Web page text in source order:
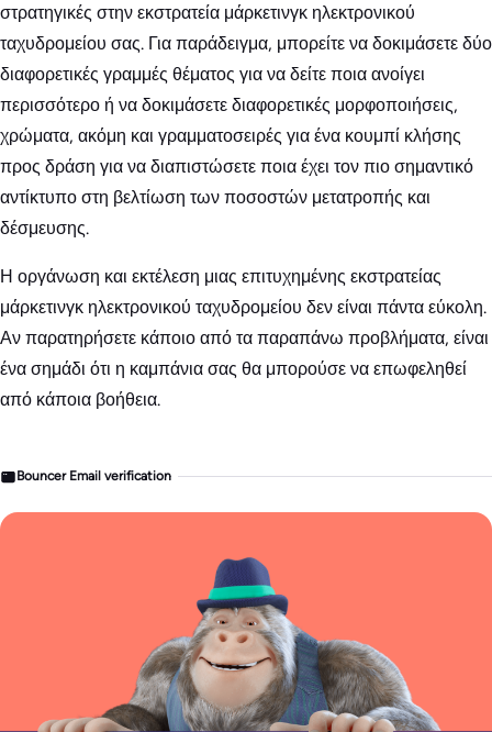
στρατηγικές στην εκστρατεία μάρκετινγκ ηλεκτρονικού
ταχυδρομείου σας. Για παράδειγμα, μπορείτε να δοκιμάσετε δύο
διαφορετικές γραμμές θέματος για να δείτε ποια ανοίγει
περισσότερο ή να δοκιμάσετε διαφορετικές μορφοποιήσεις,
χρώματα, ακόμη και γραμματοσειρές για ένα κουμπί κλήσης
προς δράση για να διαπιστώσετε ποια έχει τον πιο σημαντικό
αντίκτυπο στη βελτίωση των ποσοστών μετατροπής και
δέσμευσης.
Η οργάνωση και εκτέλεση μιας επιτυχημένης εκστρατείας
μάρκετινγκ ηλεκτρονικού ταχυδρομείου δεν είναι πάντα εύκολη.
Αν παρατηρήσετε κάποιο από τα παραπάνω προβλήματα, είναι
ένα σημάδι ότι η καμπάνια σας θα μπορούσε να επωφεληθεί
από κάποια βοήθεια.
Bouncer Email verification